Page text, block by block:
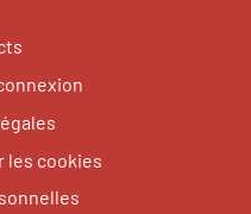
les cookies